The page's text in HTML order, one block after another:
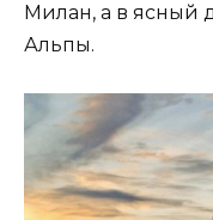
Милан, а в ясный
Альпы.